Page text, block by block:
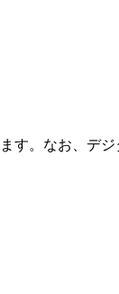
す。なお、デ